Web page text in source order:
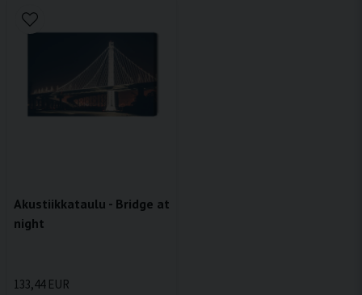
Akustiikkataulu - Bridge at
night
133,44 EUR